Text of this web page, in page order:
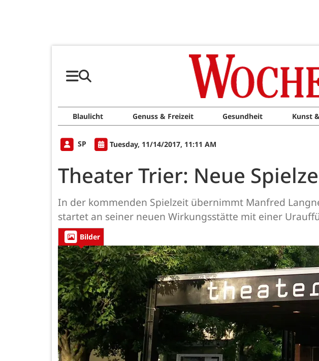
Blaulicht Genuss & Freizeit Gesundheit Kunst
SP Tuesday, 11/14/2017, 11:11 AM
Theater Trier: Neue
In der kommenden Spielzeit übernimmt Manfred
startet an seiner neuen Wirkungsstätte mit einer
Bilder